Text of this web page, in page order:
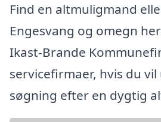
Find en altmuligmand
Engesvang og omegn
Ikast-Brande
servicefirmaer, hvis du
søgning efter en dygtig